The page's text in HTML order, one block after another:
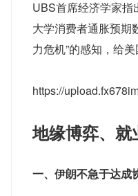
UBS首席经济学家指
大学消费者通胀预
力危机”的感知，给
https://
地缘博弈、就
一、伊朗不急于达成